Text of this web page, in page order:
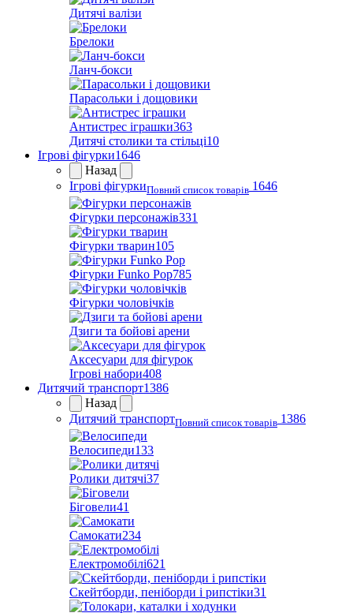
Дитячі валізи
Брелоки
Ланч-бокси
Парасольки і дощовики
Антистрес іграшки363
Дитячі столики та стільці10
Ігрові фігурки1646
Назад
Ігрові фігуркиПовний список товарів 1646
Фігурки персонажів331
Фігурки тварин105
Фігурки Funko Pop785
Фігурки чоловічків
Дзиги та бойові арени
Аксесуари для фігурок
Ігрові набори408
Дитячий транспорт1386
Назад
Дитячий транспортПовний список товарів 1386
Велосипеди133
Ролики дитячі37
Біговели41
Самокати234
Електромобілі621
Скейтборди, пеніборди і рипстіки31